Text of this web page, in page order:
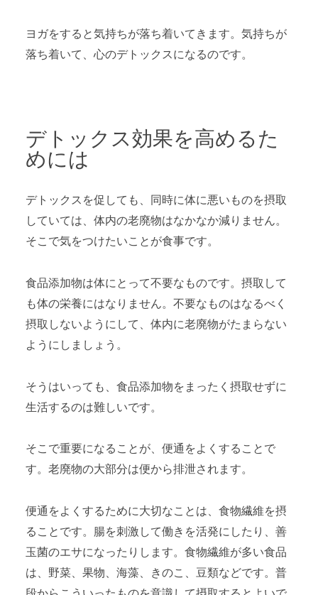
ヨガをすると気持ちが落ち着いてきます。気持ちが
落ち着いて、心のデトックスになるのです。
デトックス効果を高めるた
めには
デトックスを促しても、同時に体に悪いものを摂取
していては、体内の老廃物はなかなか減りません。
そこで気をつけたいことが食事です。
食品添加物は体にとって不要なものです。摂取して
も体の栄養にはなりません。不要なものはなるべく
摂取しないようにして、体内に老廃物がたまらない
ようにしましょう。
そうはいっても、食品添加物をまったく摂取せずに
生活するのは難しいです。
そこで重要になることが、便通をよくすることで
す。老廃物の大部分は便から排泄されます。
便通をよくするために大切なことは、食物繊維を摂
ることです。腸を刺激して働きを活発にしたり、善
玉菌のエサになったりします。食物繊維が多い食品
は、野菜、果物、海藻、きのこ、豆類などです。普